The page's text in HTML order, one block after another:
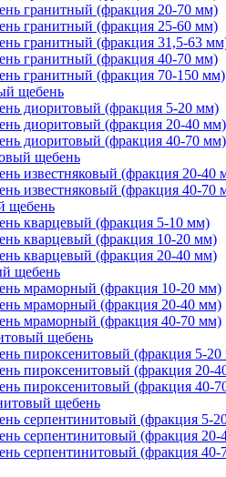
гранитный (фракция 20-70 мм)
гранитный (фракция 25-60 мм)
гранитный (фракция 31,5-63
гранитный (фракция 40-70 мм)
гранитный (фракция 70-150 мм)
щебень
диоритовый (фракция 5-20 мм)
диоритовый (фракция 20-40 мм)
диоритовый (фракция 40-70 мм)
щебень
известняковый (фракция 20-40
известняковый (фракция 40-70
щебень
кварцевый (фракция 5-10 мм)
кварцевый (фракция 10-20 мм)
кварцевый (фракция 20-40 мм)
щебень
мраморный (фракция 10-20 мм)
мраморный (фракция 20-40 мм)
мраморный (фракция 40-70 мм)
щебень
пироксенитовый (фракция 5-
пироксенитовый (фракция 20-
пироксенитовый (фракция 40-
щебень
серпентинитовый (фракция 5-
серпентинитовый (фракция 20-
серпентинитовый (фракция 40-